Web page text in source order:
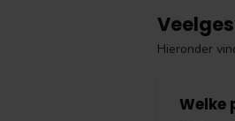
Hieronder
Welke